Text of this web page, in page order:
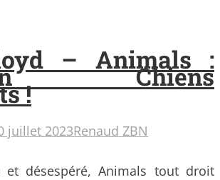
– Animals :
Chiens
!
juillet 2023Renaud ZBN
et désespéré, Animals tout droit